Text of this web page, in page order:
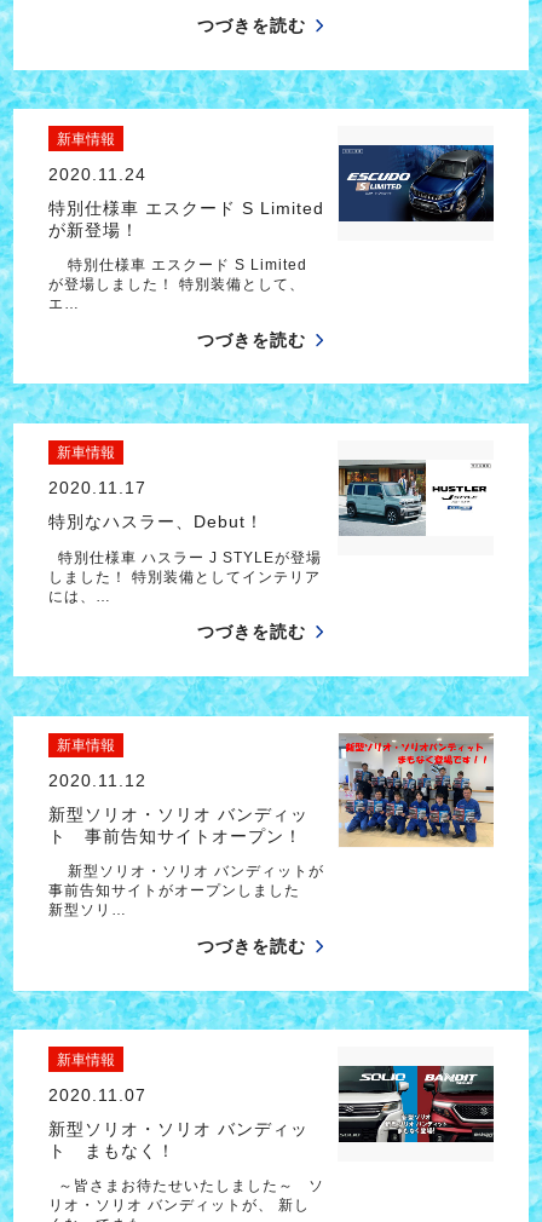
つづきを読む
新車情報
2020.11.24
特別仕様車 エスクード S Limited
が新登場！
特別仕様車 エスクード S Limited
が登場しました！ 特別装備として、
エ…
つづきを読む
新車情報
2020.11.17
特別なハスラー、Debut！
特別仕様車 ハスラー J STYLEが登場
しました！ 特別装備としてインテリア
には、…
つづきを読む
新車情報
2020.11.12
新型ソリオ・ソリオ バンディッ
ト 事前告知サイトオープン！
新型ソリオ・ソリオ バンディットが
事前告知サイトがオープンしました
新型ソリ…
つづきを読む
新車情報
2020.11.07
新型ソリオ・ソリオ バンディッ
ト まもなく！
～皆さまお待たせいたしました～ ソ
リオ・ソリオ バンディットが、 新し